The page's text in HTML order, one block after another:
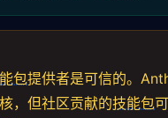
包提供者是可信的。
，但社区贡献的技能包